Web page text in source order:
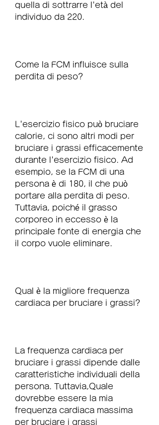
quella di sottrarre l'età del
individuo da 220.
Come la FCM influisce sulla
perdita di peso?
L'esercizio fisico può bruciare
calorie, ci sono altri modi per
bruciare i grassi efficacemente
durante l'esercizio fisico. Ad
esempio, se la FCM di una
persona è di 180, il che può
portare alla perdita di peso.
Tuttavia, poiché il grasso
corporeo in eccesso è la
principale fonte di energia che
il corpo vuole eliminare.
Qual è la migliore frequenza
cardiaca per bruciare i grassi?
La frequenza cardiaca per
bruciare i grassi dipende dalle
caratteristiche individuali della
persona. Tuttavia,Quale
dovrebbe essere la mia
frequenza cardiaca massima
per bruciare i grassi